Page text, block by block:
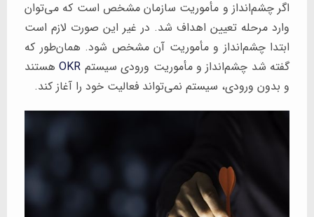
اگر چشم‌انداز و مأموریت سازمان مشخص است که می‌توان
وارد مرحله تعیین اهداف شد. در غیر این صورت لازم است
ابتدا چشم‌انداز و مأموریت آن مشخص شود. همان‌طور که
گفته شد چشم‌انداز و مأموریت ورودی سیستم OKRهستند
و بدون ورودی، سیستم نمی‌تواند فعالیت خود را آغاز کند.